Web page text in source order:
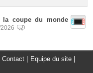
la coupe du monde
Contact Equipe du site